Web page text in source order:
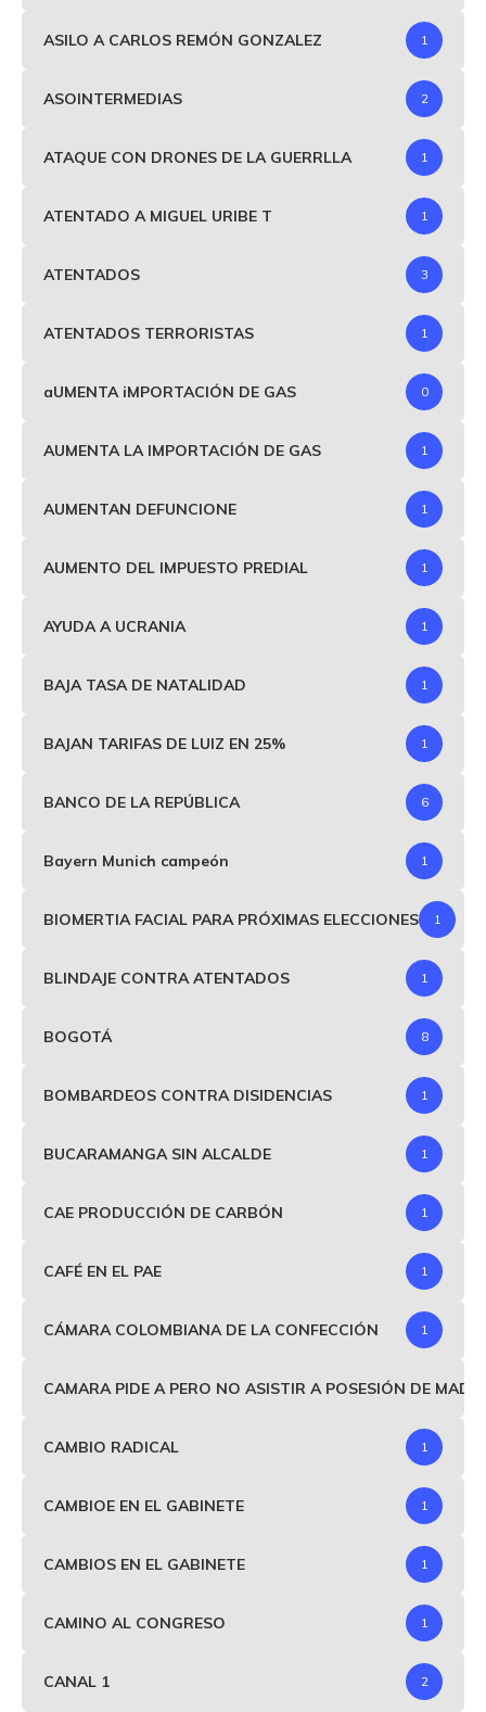
ASILO A CARLOS REMÓN GONZALEZ 1
ASOINTERMEDIAS 2
ATAQUE CON DRONES DE LA GUERRLLA 1
ATENTADO A MIGUEL URIBE T 1
ATENTADOS 3
ATENTADOS TERRORISTAS 1
aUMENTA iMPORTACIÓN DE GAS 0
AUMENTA LA IMPORTACIÓN DE GAS 1
AUMENTAN DEFUNCIONE 1
AUMENTO DEL IMPUESTO PREDIAL 1
AYUDA A UCRANIA 1
BAJA TASA DE NATALIDAD 1
BAJAN TARIFAS DE LUIZ EN 25% 1
BANCO DE LA REPÚBLICA 6
Bayern Munich campeón 1
BIOMERTIA FACIAL PARA PRÓXIMAS ELECCIONES 1
BLINDAJE CONTRA ATENTADOS 1
BOGOTÁ 8
BOMBARDEOS CONTRA DISIDENCIAS 1
BUCARAMANGA SIN ALCALDE 1
CAE PRODUCCIÓN DE CARBÓN 1
CAFÉ EN EL PAE 1
CÁMARA COLOMBIANA DE LA CONFECCIÓN 1
CAMARA PIDE A PERO NO ASISTIR A POSESIÓN DE
CAMBIO RADICAL 1
CAMBIOE EN EL GABINETE 1
CAMBIOS EN EL GABINETE 1
CAMINO AL CONGRESO 1
CANAL 1 2